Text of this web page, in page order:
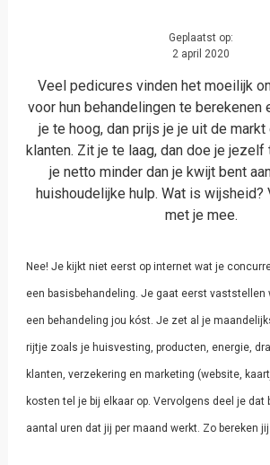
Geplaatst op:
2 april 2020
Veel pedicures vinden het moeilijk
voor hun behandelingen te berekenen
je te hoog, dan prijs je je uit de
klanten. Zit je te laag, dan doe je
je netto minder dan je kwijt bent
huishoudelijke hulp. Wat is wijsheid?
met je mee.
Nee! Je kijkt niet eerst op internet wat je
een basisbehandeling. Je gaat eerst vaststellen
een behandeling jou kóst. Je zet al je
rijtje zoals je huisvesting, producten, energie,
klanten, verzekering en marketing (website,
kosten tel je bij elkaar op. Vervolgens deel je dat
aantal uren dat jij per maand werkt. Zo bereken